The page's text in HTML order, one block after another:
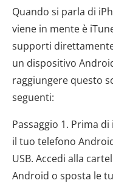
Quando si parla di
viene in mente è
supporti
un dispositivo
raggiungere questo
seguenti:
Passaggio 1. Prima
il tuo telefono
USB. Accedi alla
Android o sposta le